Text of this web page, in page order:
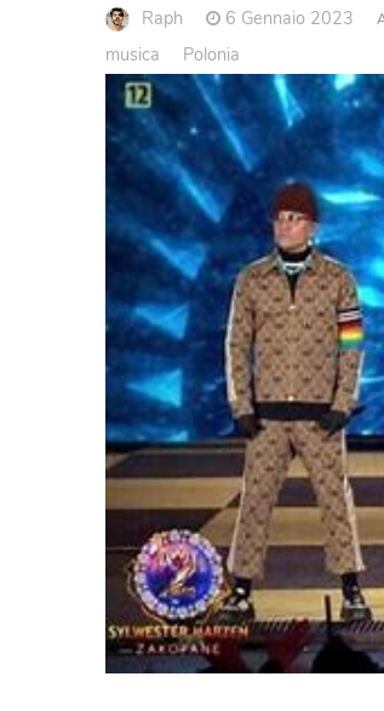
Raph 6 Gennaio 2023
musica
Polonia